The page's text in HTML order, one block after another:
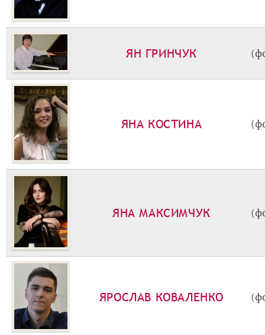
ЯН ГРИНЧУК
ЯНА КОСТИНА
ЯНА МАКСИМЧУК
ЯРОСЛАВ КОВАЛЕНКО